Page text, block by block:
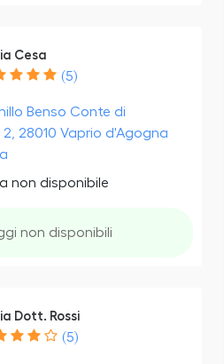
Cesa
(5)
Benso Conte di
28010 Vaprio d'Agogna
non disponibile
non disponibili
Dott. Rossi
(5)